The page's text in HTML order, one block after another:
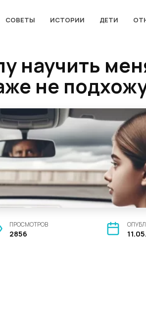
СОВЕТЫ ИСТОРИИ ДЕТИ
научить
не
ПРОСМОТРОВ
2856